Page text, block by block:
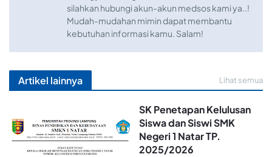
silahkan hubungi akun-akun medsos kami ya..!
Mudah-mudahan mimin dapat membantu
kebutuhan informasi kamu. Salam!
Artikel lainnya Lihat semua
SK Penetapan Kelulusan
Siswa dan Siswi SMK
Negeri 1 Natar TP.
2025/2026